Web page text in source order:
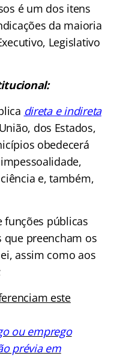
é um dos itens
da maioria
Legislativo
direta e indireta
dos Estados,
obedecerá
e, também,
públicas
que preencham os
assim como aos
ou emprego
prévia em